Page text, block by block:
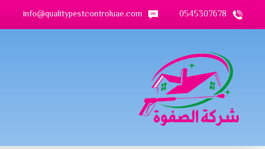
0545307678
info@qualitypestcontroluae.com